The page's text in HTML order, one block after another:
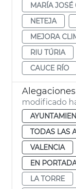
MARÍA JOSÉ
NETEJA
MEJORA
RIU TÚRIA
CAUCE RÍO
modificado
TODAS LAS
VALENCIA
EN
LA TORRE